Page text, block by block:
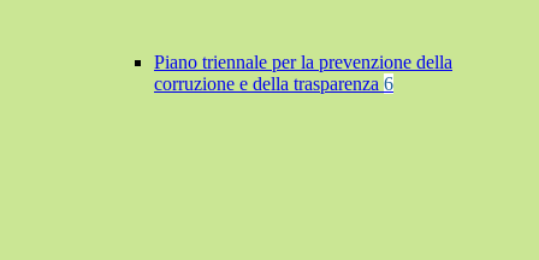
Piano triennale per la prevenzione della
corruzione e della trasparenza 6